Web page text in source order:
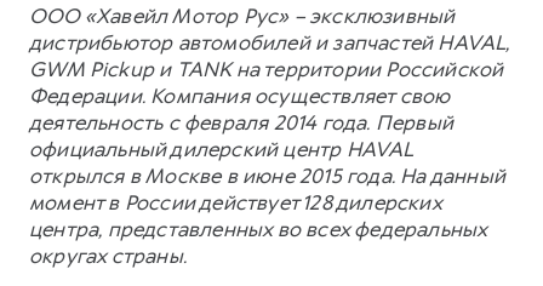
ООО «Хавейл Мотор Рус» – эксклюзивный
дистрибьютор автомобилей и запчастей HAVAL,
GWM Pickup и TANK на территории Российской
Федерации. Компания осуществляет свою
деятельность с февраля 2014 года. Первый
официальный дилерский центр HAVAL
открылся в Москве в июне 2015 года. На данный
момент в России действует 128 дилерских
центра, представленных во всех федеральных
округах страны.